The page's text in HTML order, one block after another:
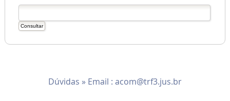
Dúvidas » Email : acom@trf3.jus.br